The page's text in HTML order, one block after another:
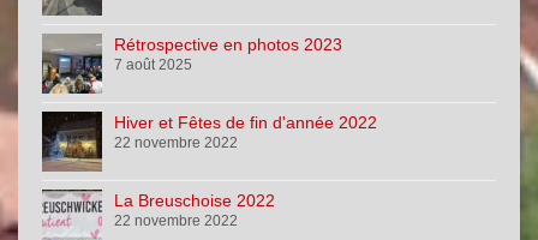
Rétrospective en photos 2023
7 août 2025
Hiver et Fêtes de fin d'année 2022
22 novembre 2022
La Breuschoise 2022
22 novembre 2022